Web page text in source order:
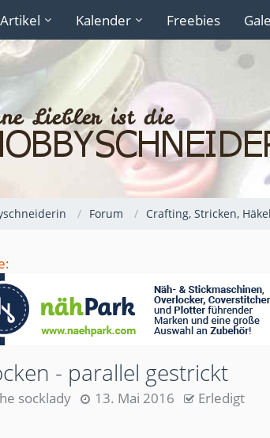
Artikel Kalender Freebies
Forum Crafting, Stricken,
- parallel gestrickt
socklady 13. Mai 2016 Erledigt